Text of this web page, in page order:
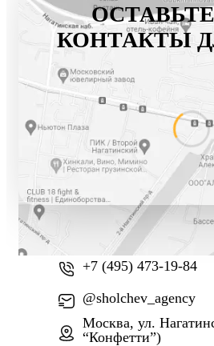
КОНТАКТЫ
+7 (800) 777-61-74
+7 (495) 473-19-84
@sholchev_agency
Москва, ул.
“Конфетти”)